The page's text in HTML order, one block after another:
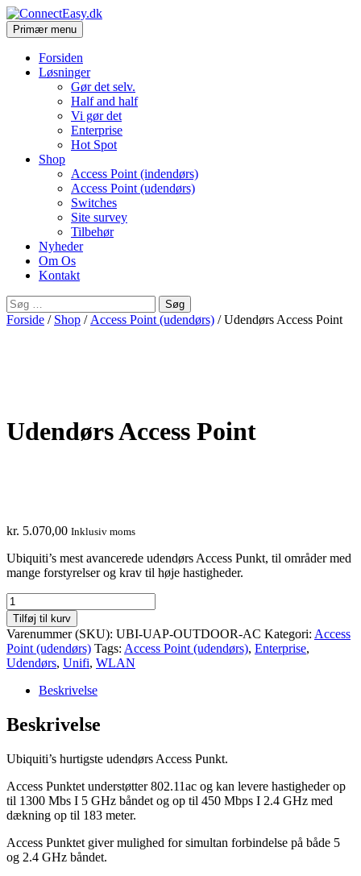
ConnectEasy.dk
SøgPrimær menu Hop
til
Forsiden
Løsninger
Gør det selv.
Half and half
Vi gør det
Enterprise
Hot Spot
Shop
Access Point (indendørs)
Access Point (udendørs)
Switches
Site survey
Tilbehør
Nyheder
Om Os
Kontakt
Søg
efter:
Forside / Shop / Access Point (udendørs) / Udendørs Access Point
Udendørs Access Point
kr. 5.070,00 Inklusiv moms
Ubiquiti’s mest avancerede udendørs Access Punkt, til områder med
mange forstyrelser og krav til høje hastigheder.
Udendørs
Access
Point
antal
Tilføj til kurv
Varenummer (SKU): UBI-UAP-OUTDOOR-AC Kategori: Access
Point (udendørs) Tags: Access Point (udendørs), Enterprise,
Udendørs, Unifi, WLAN
Beskrivelse
Beskrivelse
Ubiquiti’s hurtigste udendørs Access Punkt.
Access Punktet understøtter 802.11ac og kan levere hastigheder op
til 1300 Mbs I 5 GHz båndet og op til 450 Mbps I 2.4 GHz med
dækning op til 183 meter.
Access Punktet giver mulighed for simultan forbindelse på både 5
og 2.4 GHz båndet.